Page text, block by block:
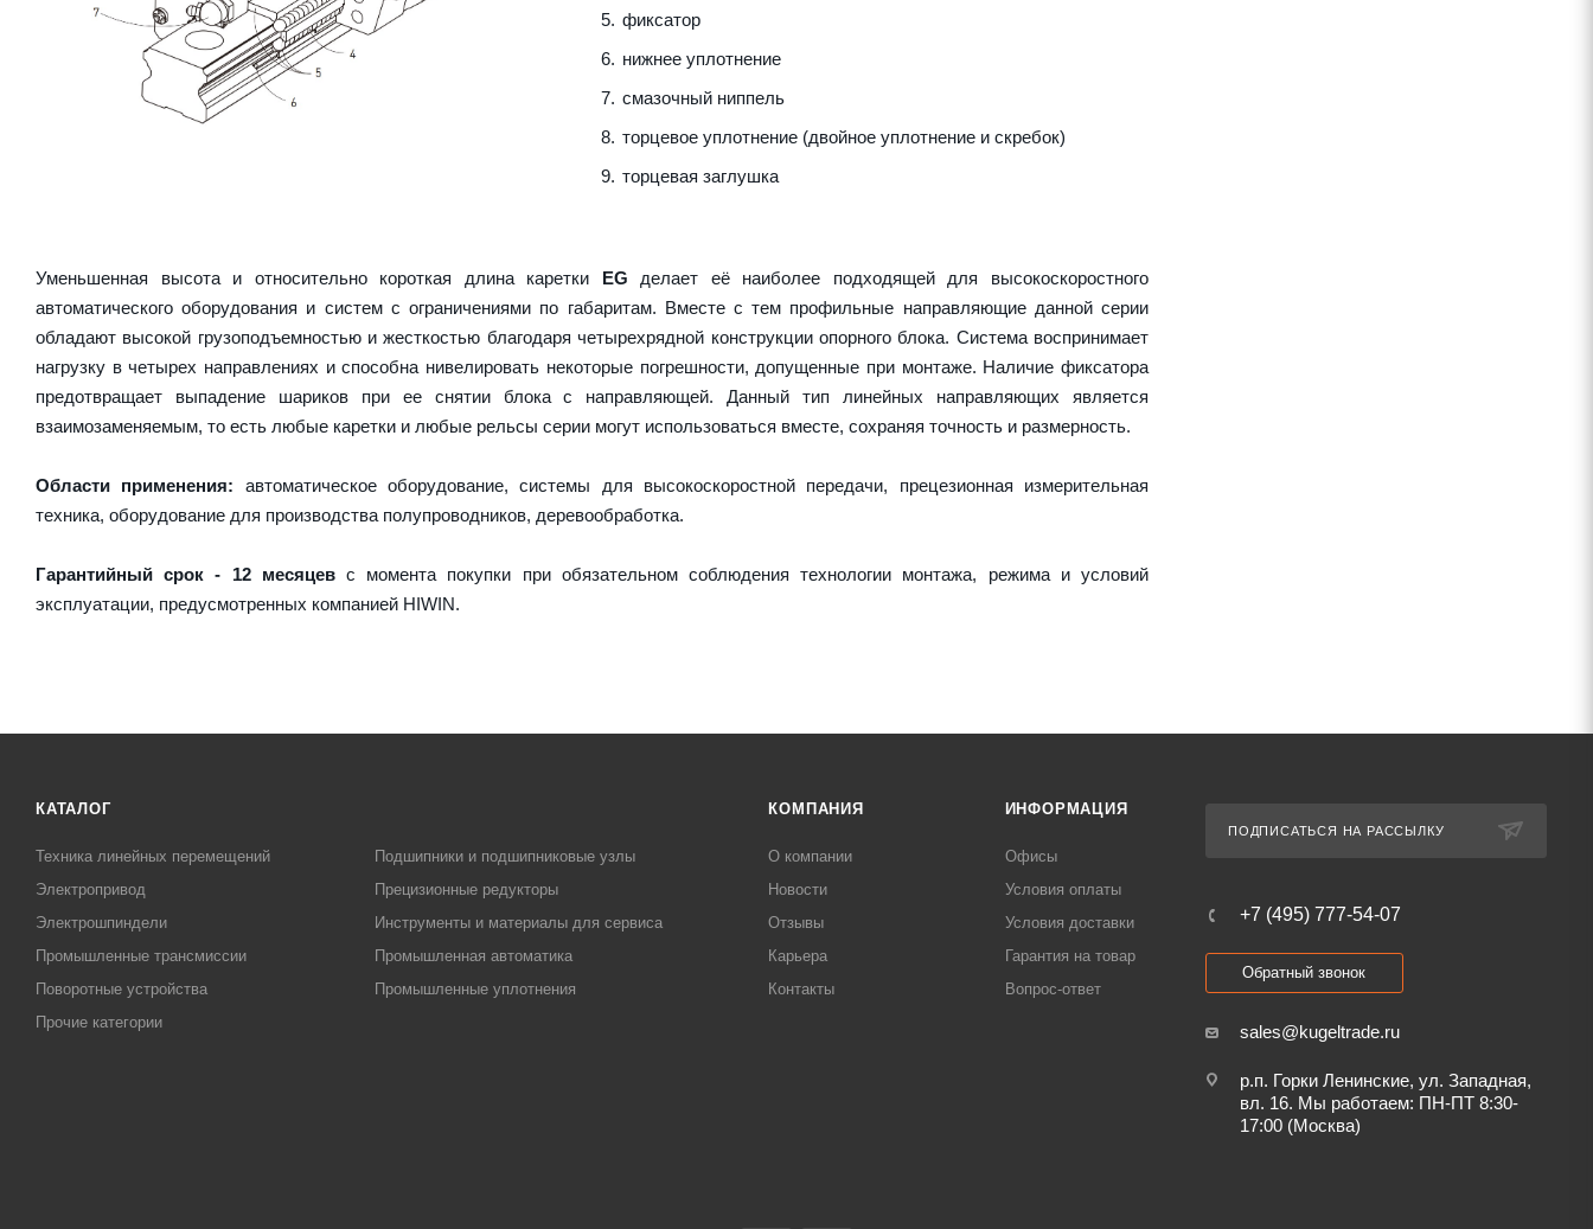
фиксатор
нижнее уплотнение
смазочный ниппель
торцевое уплотнение (двойное уплотнение и скребок)
торцевая заглушка
Уменьшенная высота и относительно короткая длина каретки EG делает её наиболее подходящей для высокоскоростного
автоматического оборудования и систем с ограничениями по габаритам. Вместе с тем профильные направляющие данной серии
обладают высокой грузоподъемностью и жесткостью благодаря четырехрядной конструкции опорного блока. Система воспринимает
нагрузку в четырех направлениях и способна нивелировать некоторые погрешности, допущенные при монтаже. Наличие фиксатора
предотвращает выпадение шариков при ее снятии блока с направляющей. Данный тип линейных направляющих является
взаимозаменяемым, то есть любые каретки и любые рельсы серии могут использоваться вместе, сохраняя точность и размерность.
Области применения: автоматическое оборудование, системы для высокоскоростной передачи, прецезионная измерительная
техника, оборудование для производства полупроводников, деревообработка.
Гарантийный срок - 12 месяцевс момента покупки при обязательном соблюдения технологии монтажа, режима и условий
эксплуатации, предусмотренных компанией HIWIN.
КАТАЛОГ
Техника линейных перемещений
Подшипники и подшипниковые узлы
Электропривод
Прецизионные редукторы
Электрошпиндели
Инструменты и материалы для сервиса
Промышленные трансмиссии
Промышленная автоматика
Поворотные устройства
Промышленные уплотнения
Прочие категории
КОМПАНИЯ
О компании
Новости
Отзывы
Карьера
Контакты
ИНФОРМАЦИЯ
Офисы
Условия оплаты
Условия доставки
Гарантия на товар
Вопрос-ответ
ПОДПИСАТЬСЯ НА РАССЫЛКУ
+7 (495) 777-54-07
Обратный звонок
sales@kugeltrade.ru
р.п. Горки Ленинские, ул. Западная,
вл. 16. Мы работаем: ПН-ПТ 8:30-
17:00 (Москва)